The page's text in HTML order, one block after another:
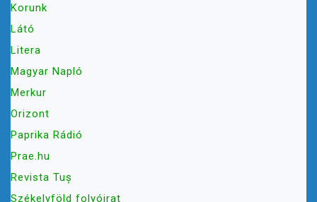
Korunk
Látó
Litera
Magyar Napló
Merkur
Orizont
Paprika Rádió
Prae.hu
Revista Tuș
Székelyföld folyóirat